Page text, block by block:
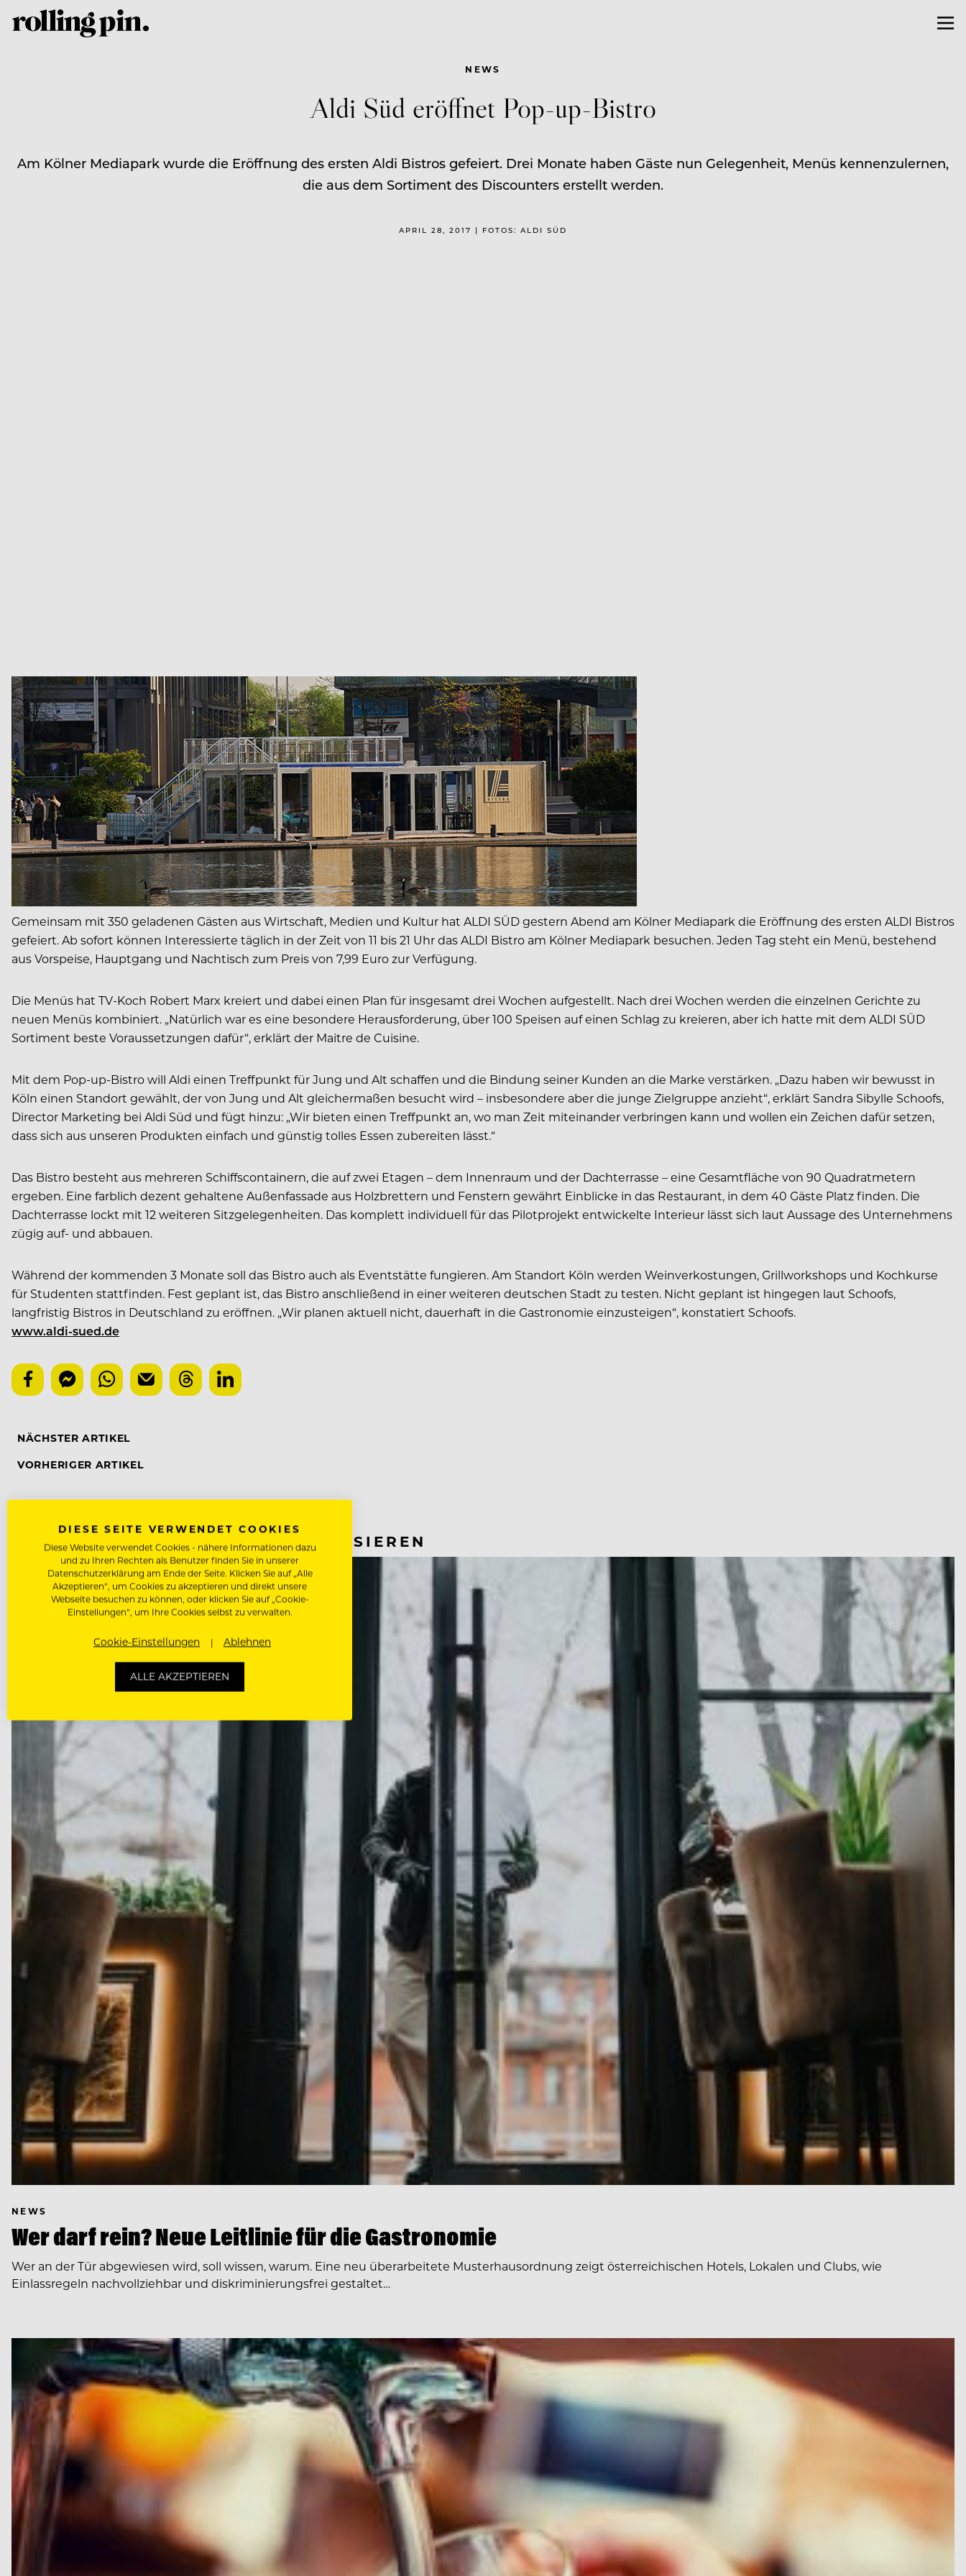
NEWS
Aldi Süd eröffnet Pop-up-Bistro
Am Kölner Mediapark wurde die Eröffnung des ersten Aldi Bistros gefeiert. Drei Monate haben Gäste nun Gelegenheit, Menüs kennenzulernen,
die aus dem Sortiment des Discounters erstellt werden.
APRIL 28, 2017 | FOTOS: ALDI SÜD
Gemeinsam mit 350 geladenen Gästen aus Wirtschaft, Medien und Kultur hat ALDI SÜD gestern Abend am Kölner Mediapark die Eröffnung des ersten ALDI Bistros
gefeiert. Ab sofort können Interessierte täglich in der Zeit von 11 bis 21 Uhr das ALDI Bistro am Kölner Mediapark besuchen. Jeden Tag steht ein Menü, bestehend
aus Vorspeise, Hauptgang und Nachtisch zum Preis von 7,99 Euro zur Verfügung.
Die Menüs hat TV-Koch Robert Marx kreiert und dabei einen Plan für insgesamt drei Wochen aufgestellt. Nach drei Wochen werden die einzelnen Gerichte zu
neuen Menüs kombiniert. „Natürlich war es eine besondere Herausforderung, über 100 Speisen auf einen Schlag zu kreieren, aber ich hatte mit dem ALDI SÜD
Sortiment beste Voraussetzungen dafür“, erklärt der Maitre de Cuisine.
Mit dem Pop-up-Bistro will Aldi einen Treffpunkt für Jung und Alt schaffen und die Bindung seiner Kunden an die Marke verstärken. „Dazu haben wir bewusst in
Köln einen Standort gewählt, der von Jung und Alt gleichermaßen besucht wird – insbesondere aber die junge Zielgruppe anzieht“, erklärt Sandra Sibylle Schoofs,
Director Marketing bei Aldi Süd und fügt hinzu: „Wir bieten einen Treffpunkt an, wo man Zeit miteinander verbringen kann und wollen ein Zeichen dafür setzen,
dass sich aus unseren Produkten einfach und günstig tolles Essen zubereiten lässt.“
Das Bistro besteht aus mehreren Schiffscontainern, die auf zwei Etagen – dem Innenraum und der Dachterrasse – eine Gesamtfläche von 90 Quadratmetern
ergeben. Eine farblich dezent gehaltene Außenfassade aus Holzbrettern und Fenstern gewährt Einblicke in das Restaurant, in dem 40 Gäste Platz finden. Die
Dachterrasse lockt mit 12 weiteren Sitzgelegenheiten. Das komplett individuell für das Pilotprojekt entwickelte Interieur lässt sich laut Aussage des Unternehmens
zügig auf- und abbauen.
Während der kommenden 3 Monate soll das Bistro auch als Eventstätte fungieren. Am Standort Köln werden Weinverkostungen, Grillworkshops und Kochkurse
für Studenten stattfinden. Fest geplant ist, das Bistro anschließend in einer weiteren deutschen Stadt zu testen. Nicht geplant ist hingegen laut Schoofs,
langfristig Bistros in Deutschland zu eröffnen. „Wir planen aktuell nicht, dauerhaft in die Gastronomie einzusteigen“, konstatiert Schoofs.
www.aldi-sued.de
NÄCHSTER ARTIKEL
VORHERIGER ARTIKEL
DAS KÖNNTE DICH AUCH INTERESSIEREN
NEWS
Wer darf rein? Neue Leitlinie für die Gastronomie
Wer an der Tür abgewiesen wird, soll wissen, warum. Eine neu überarbeitete Musterhausordnung zeigt österreichischen Hotels, Lokalen und Clubs, wie
Einlassregeln nachvollziehbar und diskriminierungsfrei gestaltet…
DIESE SEITE VERWENDET COOKIES
Diese Website verwendet Cookies - nähere Informationen dazu
und zu Ihren Rechten als Benutzer finden Sie in unserer
Datenschutzerklärung am Ende der Seite. Klicken Sie auf „Alle
Akzeptieren“, um Cookies zu akzeptieren und direkt unsere
Webseite besuchen zu können, oder klicken Sie auf „Cookie-
Einstellungen“, um Ihre Cookies selbst zu verwalten.
Cookie-Einstellungen Ablehnen
ALLE AKZEPTIEREN